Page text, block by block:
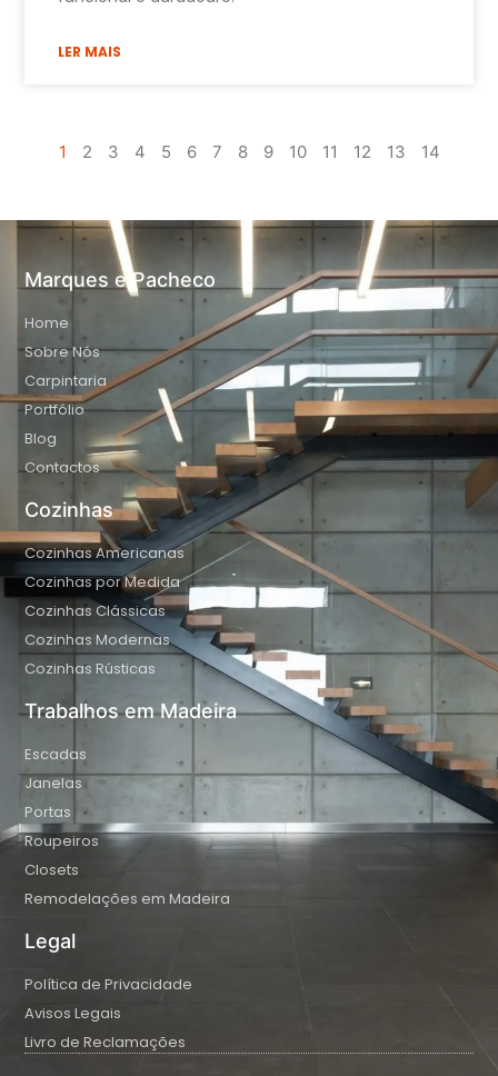
LER MAIS
1 2 3 4 5 6 7 8 9 10 11 12 13 14
Marques e Pacheco
Home
Sobre Nós
Carpintaria
Portfólio
Blog
Contactos
Cozinhas
Cozinhas Americanas
Cozinhas por Medida
Cozinhas Clássicas
Cozinhas Modernas
Cozinhas Rústicas
Trabalhos em Madeira
Escadas
Janelas
Portas
Roupeiros
Closets
Remodelações em Madeira
Legal
Política de Privacidade
Avisos Legais
Livro de Reclamações